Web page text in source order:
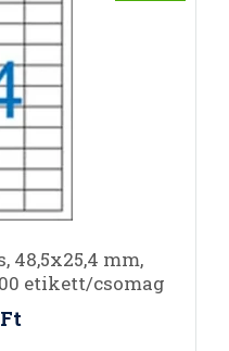
mm,
etikett/csomag